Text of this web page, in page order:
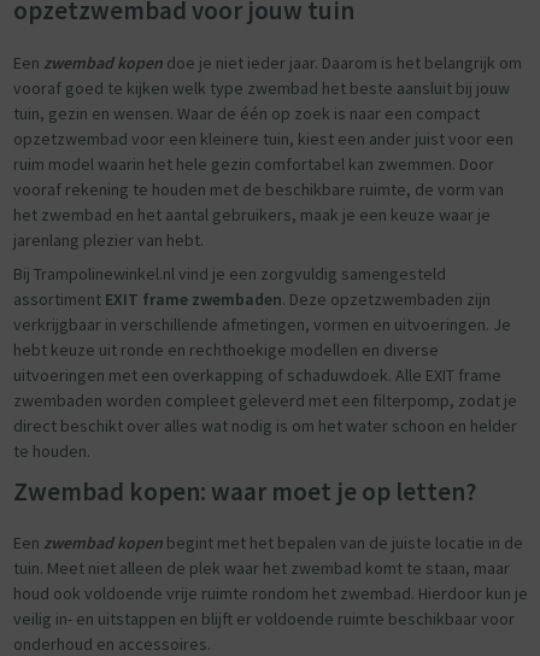
opzetzwembad voor jouw tuin
Een zwembad kopendoe je niet ieder jaar. Daarom is het belangrijk om
vooraf goed te kijken welk type zwembad het beste aansluit bij jouw
tuin, gezin en wensen. Waar de één op zoek is naar een compact
opzetzwembad voor een kleinere tuin, kiest een ander juist voor een
ruim model waarin het hele gezin comfortabel kan zwemmen. Door
vooraf rekening te houden met de beschikbare ruimte, de vorm van
het zwembad en het aantal gebruikers, maak je een keuze waar je
jarenlang plezier van hebt.
Bij Trampolinewinkel.nl vind je een zorgvuldig samengesteld
assortiment EXIT frame zwembaden. Deze opzetzwembaden zijn
verkrijgbaar in verschillende afmetingen, vormen en uitvoeringen. Je
hebt keuze uit ronde en rechthoekige modellen en diverse
uitvoeringen met een overkapping of schaduwdoek. Alle EXIT frame
zwembaden worden compleet geleverd met een filterpomp, zodat je
direct beschikt over alles wat nodig is om het water schoon en helder
te houden.
Zwembad kopen: waar moet je op letten?
Een zwembad kopenbegint met het bepalen van de juiste locatie in de
tuin. Meet niet alleen de plek waar het zwembad komt te staan, maar
houd ook voldoende vrije ruimte rondom het zwembad. Hierdoor kun je
veilig in- en uitstappen en blijft er voldoende ruimte beschikbaar voor
onderhoud en accessoires.